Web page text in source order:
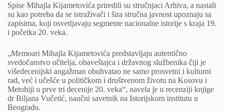
Spise Mihajla Kijametovića priredili su stručnjaci Arhiva, a nastali
su kao potreba da se istraživači i šira stručna javnost upoznaju sa
zapisima, koji osvetljavaju segmente nacionalne istorije s kraja 19.
i početka 20. veka.
„Memoari Mihajla Kijametovića predstavljaju autentično
svedočanstvo učitelja, obaveštajca i državnog službenika čiji je
višedecenijski angažman obuhvatao ne samo prosvetni i kulturni
rad, već i učešće u političkom i društvenom životu na Kosovu i
Metohiji u prve tri decenije 20. veka“, navela je u recenziji knjige
dr Biljana Vučetić, naučni savetnik na Istorijskom institutu u
Beogradu.